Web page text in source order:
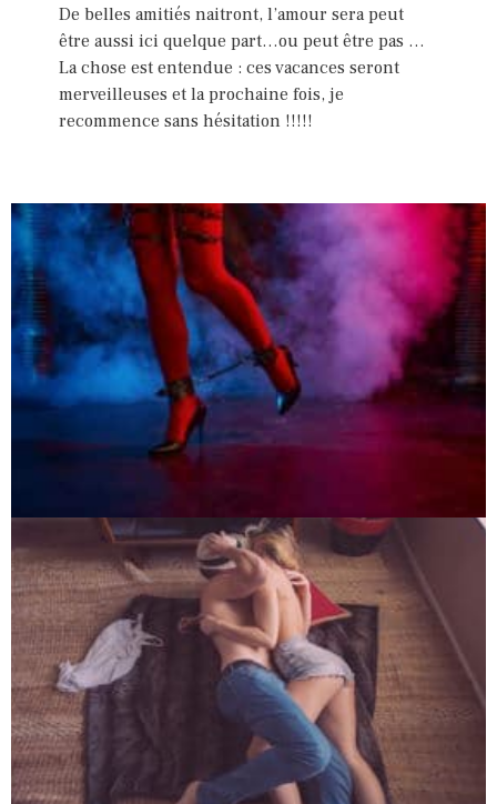
De belles amitiés naitront, l’amour sera peut
être aussi ici quelque part…ou peut être pas …
La chose est entendue : ces vacances seront
merveilleuses et la prochaine fois, je
recommence sans hésitation !!!!!